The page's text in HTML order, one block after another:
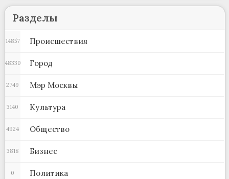
Разделы
Происшествия
14857
Город
48330
Мэр Москвы
2749
Культура
3140
Общество
4924
Бизнес
3818
Политика
0